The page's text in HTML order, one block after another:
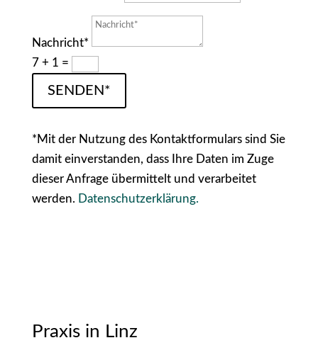
Nachricht*
7 + 1 =
SENDEN*
*Mit der Nutzung des Kontaktformulars sind Sie
damit einverstanden, dass Ihre Daten im Zuge
dieser Anfrage übermittelt und verarbeitet
werden. Datenschutzerklärung.
Praxis in Linz